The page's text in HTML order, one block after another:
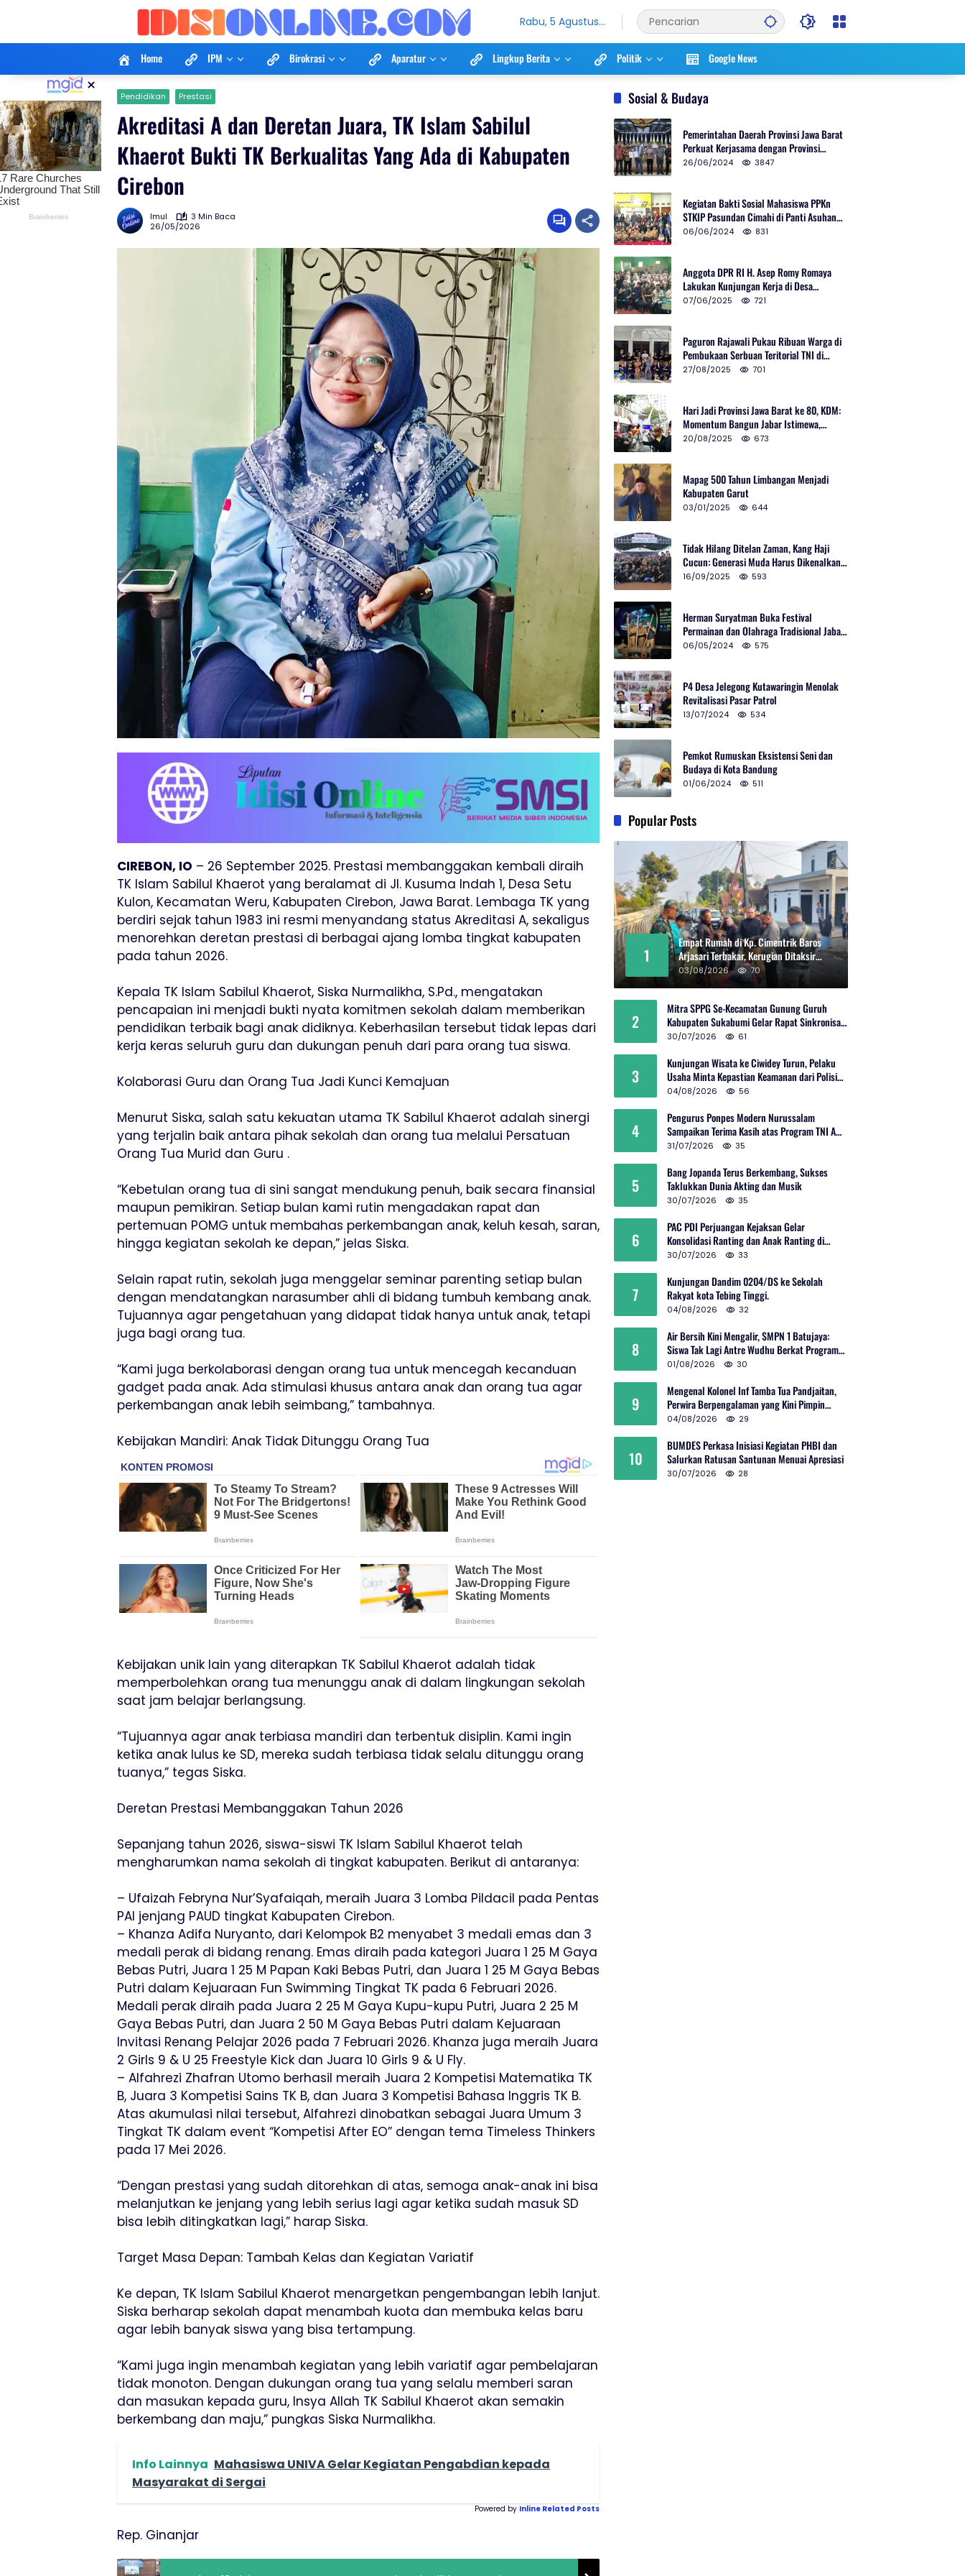
Rabu, 5 Agustus
Home IPM Birokrasi Aparatur Lingkup Berita Politik Google News
× Pendidikan Prestasi
Akreditasi A dan Deretan Juara, TK Islam Sabilul
Khaerot Bukti TK Berkualitas Yang Ada di Kabupaten
Cirebon
Imul
3 Min Baca
26/05/2026
CIREBON, IO – 26 September 2025. Prestasi membanggakan kembali diraih
TK Islam Sabilul Khaerot yang beralamat di Jl. Kusuma Indah 1, Desa Setu
Kulon, Kecamatan Weru, Kabupaten Cirebon, Jawa Barat. Lembaga TK yang
berdiri sejak tahun 1983 ini resmi menyandang status Akreditasi A, sekaligus
menorehkan deretan prestasi di berbagai ajang lomba tingkat kabupaten
pada tahun 2026.
Kepala TK Islam Sabilul Khaerot, Siska Nurmalikha, S.Pd., mengatakan
pencapaian ini menjadi bukti nyata komitmen sekolah dalam memberikan
pendidikan terbaik bagi anak didiknya. Keberhasilan tersebut tidak lepas dari
kerja keras seluruh guru dan dukungan penuh dari para orang tua siswa.
Kolaborasi Guru dan Orang Tua Jadi Kunci Kemajuan
Menurut Siska, salah satu kekuatan utama TK Sabilul Khaerot adalah sinergi
yang terjalin baik antara pihak sekolah dan orang tua melalui Persatuan
Orang Tua Murid dan Guru .
“Kebetulan orang tua di sini sangat mendukung penuh, baik secara finansial
maupun pemikiran. Setiap bulan kami rutin mengadakan rapat dan
pertemuan POMG untuk membahas perkembangan anak, keluh kesah, saran,
hingga kegiatan sekolah ke depan,” jelas Siska.
Selain rapat rutin, sekolah juga menggelar seminar parenting setiap bulan
dengan mendatangkan narasumber ahli di bidang tumbuh kembang anak.
Tujuannya agar pengetahuan yang didapat tidak hanya untuk anak, tetapi
juga bagi orang tua.
“Kami juga berkolaborasi dengan orang tua untuk mencegah kecanduan
gadget pada anak. Ada stimulasi khusus antara anak dan orang tua agar
perkembangan anak lebih seimbang,” tambahnya.
Kebijakan Mandiri: Anak Tidak Ditunggu Orang Tua
Kebijakan unik lain yang diterapkan TK Sabilul Khaerot adalah tidak
memperbolehkan orang tua menunggu anak di dalam lingkungan sekolah
saat jam belajar berlangsung.
“Tujuannya agar anak terbiasa mandiri dan terbentuk disiplin. Kami ingin
ketika anak lulus ke SD, mereka sudah terbiasa tidak selalu ditunggu orang
tuanya,” tegas Siska.
Deretan Prestasi Membanggakan Tahun 2026
Sepanjang tahun 2026, siswa-siswi TK Islam Sabilul Khaerot telah
mengharumkan nama sekolah di tingkat kabupaten. Berikut di antaranya:
– Ufaizah Febryna Nur’Syafaiqah, meraih Juara 3 Lomba Pildacil pada Pentas
PAI jenjang PAUD tingkat Kabupaten Cirebon.
– Khanza Adifa Nuryanto, dari Kelompok B2 menyabet 3 medali emas dan 3
medali perak di bidang renang. Emas diraih pada kategori Juara 1 25 M Gaya
Bebas Putri, Juara 1 25 M Papan Kaki Bebas Putri, dan Juara 1 25 M Gaya Bebas
Putri dalam Kejuaraan Fun Swimming Tingkat TK pada 6 Februari 2026.
Medali perak diraih pada Juara 2 25 M Gaya Kupu-kupu Putri, Juara 2 25 M
Gaya Bebas Putri, dan Juara 2 50 M Gaya Bebas Putri dalam Kejuaraan
Invitasi Renang Pelajar 2026 pada 7 Februari 2026. Khanza juga meraih Juara
2 Girls 9 & U 25 Freestyle Kick dan Juara 10 Girls 9 & U Fly.
– Alfahrezi Zhafran Utomo berhasil meraih Juara 2 Kompetisi Matematika TK
B, Juara 3 Kompetisi Sains TK B, dan Juara 3 Kompetisi Bahasa Inggris TK B.
Atas akumulasi nilai tersebut, Alfahrezi dinobatkan sebagai Juara Umum 3
Tingkat TK dalam event “Kompetisi After EO” dengan tema Timeless Thinkers
pada 17 Mei 2026.
“Dengan prestasi yang sudah ditorehkan di atas, semoga anak-anak ini bisa
melanjutkan ke jenjang yang lebih serius lagi agar ketika sudah masuk SD
bisa lebih ditingkatkan lagi,” harap Siska.
Target Masa Depan: Tambah Kelas dan Kegiatan Variatif
Ke depan, TK Islam Sabilul Khaerot menargetkan pengembangan lebih lanjut.
Siska berharap sekolah dapat menambah kuota dan membuka kelas baru
agar lebih banyak siswa yang bisa tertampung.
“Kami juga ingin menambah kegiatan yang lebih variatif agar pembelajaran
tidak monoton. Dengan dukungan orang tua yang selalu memberi saran
dan masukan kepada guru, Insya Allah TK Sabilul Khaerot akan semakin
berkembang dan maju,” pungkas Siska Nurmalikha.
Info Lainnya Mahasiswa UNIVA Gelar Kegiatan Pengabdian kepada
Masyarakat di Sergai
Powered by Inline Related Posts
Rep. Ginanjar
Sosial & Budaya
Pemerintahan Daerah Provinsi Jawa Barat
Perkuat Kerjasama dengan Provinsi
Chungcheongnam Do Korea Selatan
26/06/2024 3847
Kegiatan Bakti Sosial Mahasiswa PPKn
STKIP Pasundan Cimahi di Panti Asuhan
Ulul Azmi Kota Cimahi
06/06/2024 831
Anggota DPR RI H. Asep Romy Romaya
Lakukan Kunjungan Kerja di Desa
Patrolsari
07/06/2025 721
Paguron Rajawali Pukau Ribuan Warga di
Pembukaan Serbuan Teritorial TNI di
Cibatu
27/08/2025 701
Hari Jadi Provinsi Jawa Barat ke 80, KDM:
Momentum Bangun Jabar Istimewa,
Lembur di Urus Kota Ditata
20/08/2025 673
Mapag 500 Tahun Limbangan Menjadi
Kabupaten Garut
03/01/2025 644
Tidak Hilang Ditelan Zaman, Kang Haji
Cucun: Generasi Muda Harus Dikenalkan
Pencak Silat
16/09/2025 593
Herman Suryatman Buka Festival
Permainan dan Olahraga Tradisional Jabar
2024 di Gedung Teater Tertutup
06/05/2024 575
P4 Desa Jelegong Kutawaringin Menolak
Revitalisasi Pasar Patrol
13/07/2024 534
Pemkot Rumuskan Eksistensi Seni dan
Budaya di Kota Bandung
01/06/2024 511
Popular Posts
1
Empat Rumah di Kp. Cimentrik Baros
Arjasari Terbakar, Kerugian Ditaksir
Rp600 Juta
03/08/2026 70
2
Mitra SPPG Se-Kecamatan Gunung Guruh
Kabupaten Sukabumi Gelar Rapat Sinkronisasi
Pemetaan Penerima Manfaat MBG
30/07/2026 61
3
Kunjungan Wisata ke Ciwidey Turun, Pelaku
Usaha Minta Kepastian Keamanan dari Polisi
dan Pemprov Jabar
04/08/2026 56
4
Pengurus Ponpes Modern Nurussalam
Sampaikan Terima Kasih atas Program TNI AD
Manunggal Air
31/07/2026 35
5
Bang Jopanda Terus Berkembang, Sukses
Taklukkan Dunia Akting dan Musik
30/07/2026 35
6
PAC PDI Perjuangan Kejaksan Gelar
Konsolidasi Ranting dan Anak Ranting di
Kebon Baru
30/07/2026 33
7
Kunjungan Dandim 0204/DS ke Sekolah
Rakyat kota Tebing Tinggi.
04/08/2026 32
8
Air Bersih Kini Mengalir, SMPN 1 Batujaya:
Siswa Tak Lagi Antre Wudhu Berkat Program
TNI AD
01/08/2026 30
9
Mengenal Kolonel Inf Tamba Tua Pandjaitan,
Perwira Berpengalaman yang Kini Pimpin
Sektor 10 Citarum Harum
04/08/2026 29
10
BUMDES Perkasa Inisiasi Kegiatan PHBI dan
Salurkan Ratusan Santunan Menuai Apresiasi
30/07/2026 28